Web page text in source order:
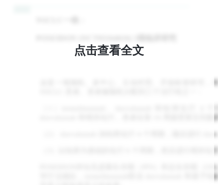
（2） durvalumab 加铂类化疗 4 个周期，随后进行
学疗法相比，tremelimumab联合 durvalumab 和基于
点击查看全文